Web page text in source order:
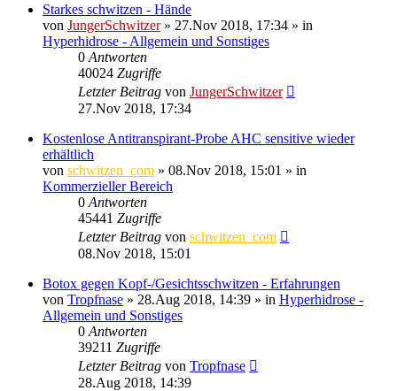
Starkes schwitzen - Hände
von JungerSchwitzer» 27.Nov 2018, 17:34 » in
Hyperhidrose - Allgemein und Sonstiges
0 Antworten
40024 Zugriffe
Letzter Beitrag von JungerSchwitzer
27.Nov 2018, 17:34
Kostenlose Antitranspirant-Probe AHC sensitive wieder
erhältlich
von schwitzen_com » 08.Nov 2018, 15:01 » in
Kommerzieller Bereich
0 Antworten
45441 Zugriffe
Letzter Beitrag von schwitzen_com
08.Nov 2018, 15:01
Botox gegen Kopf-/Gesichtsschwitzen - Erfahrungen
von Tropfnase » 28.Aug 2018, 14:39 » in Hyperhidrose -
Allgemein und Sonstiges
0 Antworten
39211 Zugriffe
Letzter Beitrag von Tropfnase
28.Aug 2018, 14:39